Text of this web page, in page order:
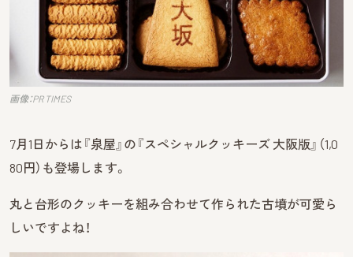
画像：PR TIMES
7月1日からは『泉屋』の『スペシャルクッキーズ 大阪版』（1,0
80円）も登場します。
丸と台形のクッキーを組み合わせて作られた古墳が可愛ら
しいですよね！